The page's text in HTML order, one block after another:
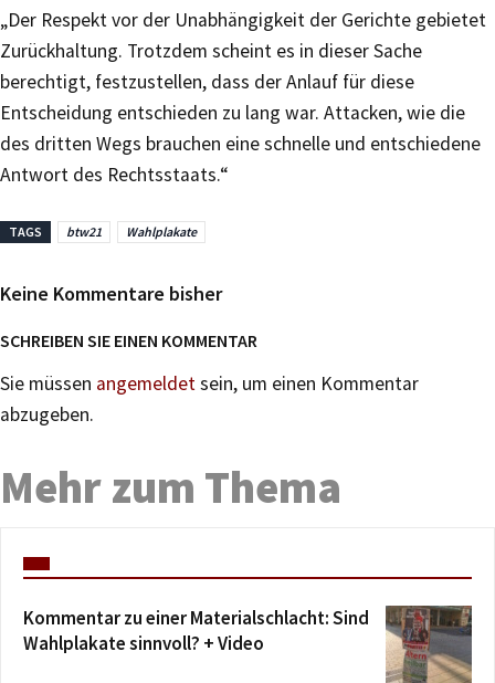
„Der Respekt vor der Unabhängigkeit der Gerichte gebietet
Zurückhaltung. Trotzdem scheint es in dieser Sache
berechtigt, festzustellen, dass der Anlauf für diese
Entscheidung entschieden zu lang war. Attacken, wie die
des dritten Wegs brauchen eine schnelle und entschiedene
Antwort des Rechtsstaats.“
TAGS btw21 Wahlplakate
Keine Kommentare bisher
SCHREIBEN SIE EINEN KOMMENTAR
Sie müssen angemeldetsein, um einen Kommentar
abzugeben.
Mehr zum Thema
Kommentar zu einer Materialschlacht: Sind
Wahlplakate sinnvoll? + Video